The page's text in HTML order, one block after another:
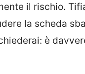
il rischio.
la scheda
è